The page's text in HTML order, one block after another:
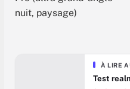
À LIRE
Test